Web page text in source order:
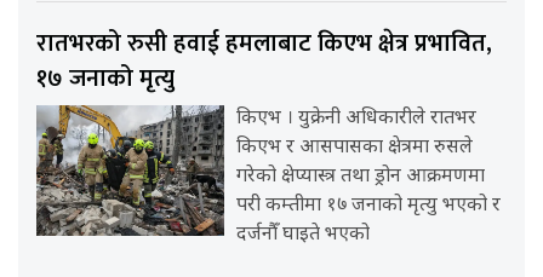
रातभरको रुसी हवाई हमलाबाट किएभ क्षेत्र प्रभावित,
१७ जनाको मृत्यु
किएभ । युक्रेनी अधिकारीले रातभर
किएभ र आसपासका क्षेत्रमा रुसले
गरेको क्षेप्यास्त्र तथा ड्रोन आक्रमणमा
परी कम्तीमा १७ जनाको मृत्यु भएको र
दर्जनौँ घाइते भएको